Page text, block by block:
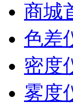
商城
色差
密度
雾度